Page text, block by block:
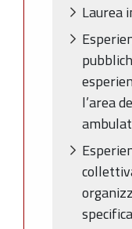
Laurea
l’area